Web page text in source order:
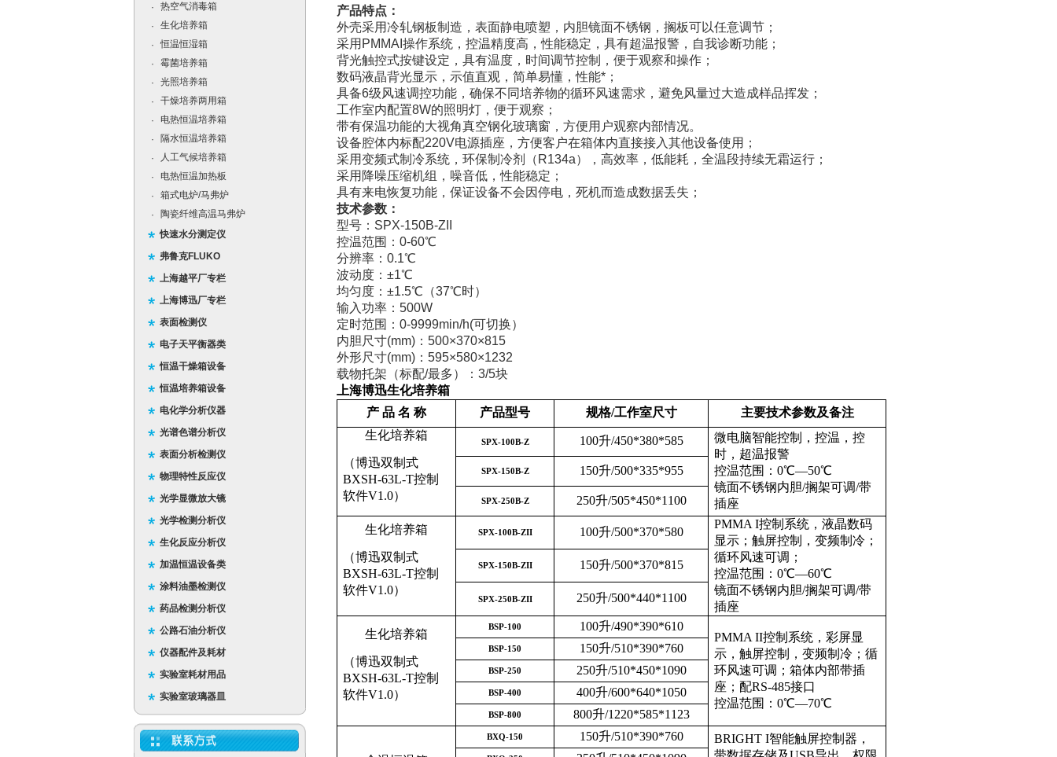
·
热空气消毒箱
·
生化培养箱
·
恒温恒湿箱
·
霉菌培养箱
·
光照培养箱
·
干燥培养两用箱
·
电热恒温培养箱
·
隔水恒温培养箱
·
人工气候培养箱
·
电热恒温加热板
·
箱式电炉/马弗炉
·
陶瓷纤维高温马弗炉
快速水分测定仪
弗鲁克FLUKO
上海越平厂专栏
上海博迅厂专栏
表面检测仪
电子天平衡器类
恒温干燥箱设备
恒温培养箱设备
电化学分析仪器
光谱色谱分析仪
表面分析检测仪
物理特性反应仪
光学显微放大镜
光学检测分析仪
生化反应分析仪
加温恒温设备类
涂料油墨检测仪
药品检测分析仪
公路石油分析仪
仪器配件及耗材
实验室耗材用品
实验室玻璃器皿
产品特点：
外壳采用冷轧钢板制造，表面静电喷塑，内胆镜面不锈钢，搁板可以任意调节；
采用 PMMAI 操作系统，控温精度高，性能稳定，具有超温报警，自我诊断功能；
背光触控式按键设定，具有温度，时间调节控制，便于观察和操作；
数码液晶背光显示，示值直观，简单易懂，性能*；
具备6级风速调控功能，确保不同培养物的循环风速需求，避免风量过大造成样品挥发；
工作室内配置8W的照明灯，便于观察；
带有保温功能的大视角真空钢化玻璃窗，方便用户观察内部情况。
设备腔体内标配220V电源插座，方便客户在箱体内直接接入其他设备使用；
采用变频式制冷系统，环保制冷剂（ R134a），高效率，低能耗，全温段持续无霜运行；
采用降噪压缩机组，噪音低，性能稳定；
具有来电恢复功能，保证设备不会因停电，死机而造成数据丢失；
技术参数：
型号： SPX-150B-ZII
控温范围： 0-60℃
分辨率： 0.1℃
波动度： ±1℃
均匀度： ±1.5℃ （37℃时）
输入功率： 500W
定时范围： 0-9999min/h(可切换）
内胆尺寸(mm) ： 500×370×815
外形尺寸(mm) ： 595×580×1232
载物托架（标配/最多）： 3/5块
上海博迅生化培养箱
产 品 名 称
产品型号 规格/工作室尺寸
主要技术参数及备注
生化培养箱
（博迅双制式
BXSH-63L-T控制
软件V1.0）
SPX-100B-Z 100升/450*380*585
微电脑智能控制，控温，控
时，超温报警
控温范围：0℃—50℃
镜面不锈钢内胆/搁架可调/带
插座
SPX-150B-Z 150升/500*335*955
SPX-250B-Z 250升/505*450*1100
生化培养箱
（博迅双制式
BXSH-63L-T控制
软件V1.0）
SPX-100B-ZII 100升/500*370*580
PMMA I控制系统，液晶数码
显示；触屏控制，变频制冷；
循环风速可调；
控温范围：0℃—60℃
镜面不锈钢内胆/搁架可调/带
插座
SPX-150B-ZII 150升/500*370*815
SPX-250B-ZII 250升/500*440*1100
生化培养箱
（博迅双制式
BXSH-63L-T控制
软件V1.0）
BSP-100
100升/490*390*610
PMMA II控制系统，彩屏显
示，触屏控制，变频制冷；循
环风速可调；箱体内部带插
座；配RS-485接口
控温范围：0℃—70℃
BSP-150 150升/510*390*760
BSP-250 250升/510*450*1090
BSP-400 400升/600*640*1050
BSP-800 800升/1220*585*1123
BXQ-150 150升/510*390*760
BRIGHT I智能触屏控制器，